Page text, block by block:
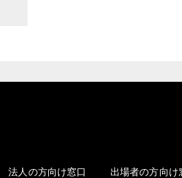
法人の方向け窓口 出場者の方向け